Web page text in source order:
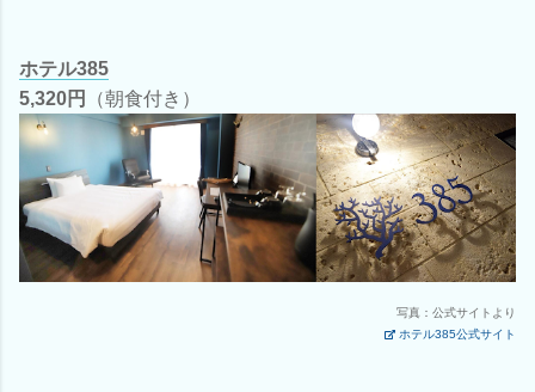
ホテル385
5,320円
（朝食付き）
写真：公式サイトより
ホテル385公式サイト